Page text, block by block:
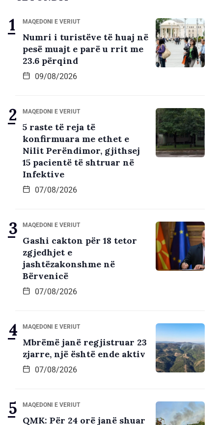
MAQEDONI E VERIUT
Numri i turistëve të huaj në
pesë muajt e parë u rrit me
23.6 përqind
09/08/2026
MAQEDONI E VERIUT
5 raste të reja të
konfirmuara me ethet e
Nilit Perëndimor, gjithsej
15 pacientë të shtruar në
Infektive
07/08/2026
MAQEDONI E VERIUT
Gashi cakton për 18 tetor
zgjedhjet e
jashtëzakonshme në
Bërvenicë
07/08/2026
MAQEDONI E VERIUT
Mbrëmë janë regjistruar 23
zjarre, një është ende aktiv
07/08/2026
MAQEDONI E VERIUT
QMK: Për 24 orë janë shuar